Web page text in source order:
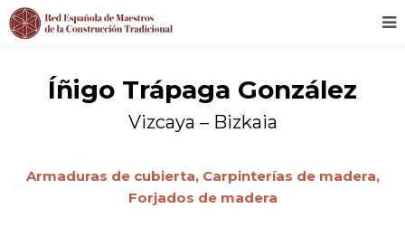
Íñigo Trápaga González
Vizcaya – Bizkaia
Armaduras de cubierta, Carpinterías de madera,
Forjados de madera